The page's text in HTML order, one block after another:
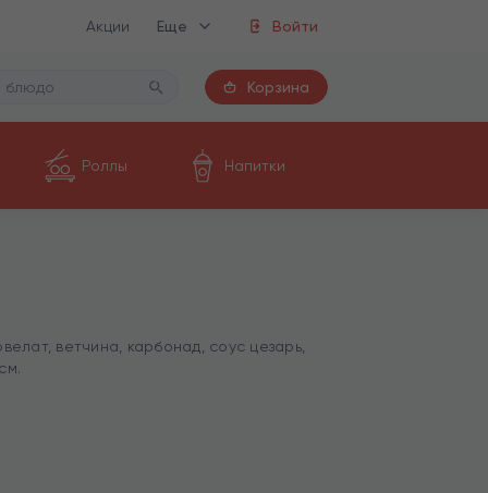
Акции Еще Войти
Корзина
Роллы Напитки
ветчина, карбонад, соус цезарь,